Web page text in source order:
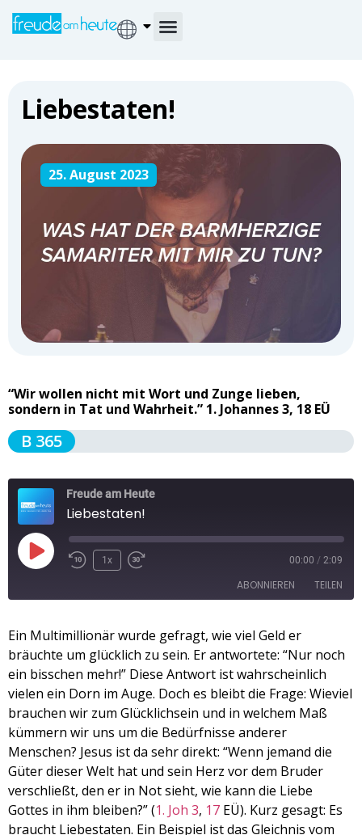
Liebestaten!
25. August 2023
“Wir wollen nicht mit Wort und Zunge lieben,
sondern in Tat und Wahrheit.” 1. Johannes 3, 18 EÜ
B 365
Freude am Heute
Liebestaten!
1x 00:00 / 2:09
ABONNIEREN TEILEN
Apple Podcasts Spotify
RSS FEED
TEILEN
LINK
EMBED
Ein Multimillionär wurde gefragt, wie viel Geld er
bräuchte um glücklich zu sein. Er antwortete: “Nur noch
ein bisschen mehr!” Diese Antwort ist wahrscheinlich
vielen ein Dorn im Auge. Doch es bleibt die Frage: Wieviel
brauchen wir zum Glücklichsein und in welchem Maß
kümmern wir uns um die Bedürfnisse anderer
Menschen? Jesus ist da sehr direkt: “Wenn jemand die
Güter dieser Welt hat und sein Herz vor dem Bruder
verschließt, den er in Not sieht, wie kann die Liebe
Gottes in ihm bleiben?” (1. Joh 3, 17 EÜ). Kurz gesagt: Es
braucht Liebestaten. Ein Beispiel ist das Gleichnis vom